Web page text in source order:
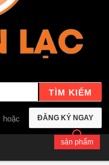
TÌM KIẾM
ĐĂNG KÝ NGAY
hoặc
sản phẩm